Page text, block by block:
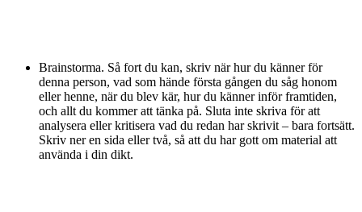
Brainstorma. Så fort du kan, skriv när hur du känner för
denna person, vad som hände första gången du såg honom
eller henne, när du blev kär, hur du känner inför framtiden,
och allt du kommer att tänka på. Sluta inte skriva för att
analysera eller kritisera vad du redan har skrivit – bara fortsätt.
Skriv ner en sida eller två, så att du har gott om material att
använda i din dikt.